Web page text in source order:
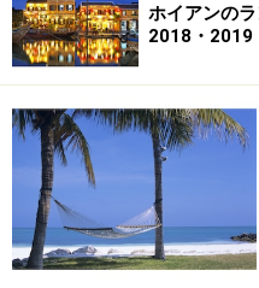
私が購入したロータステ
し、あっさりと飲みやす
ガラス器にロータステ
と、呼吸をするかのよう
開いていきます。見てい
ックスしていきます。
ホイアンの
2018・2019